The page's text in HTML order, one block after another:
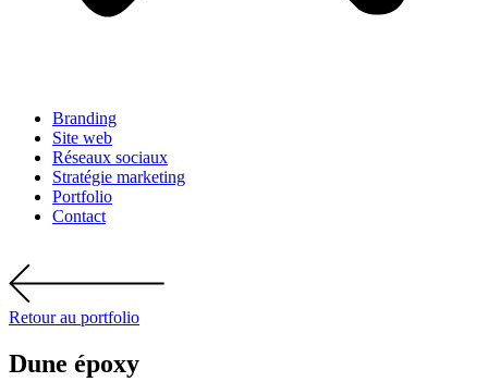
Branding
Site web
Réseaux sociaux
Stratégie marketing
Portfolio
Contact
Retour au portfolio
Dune époxy